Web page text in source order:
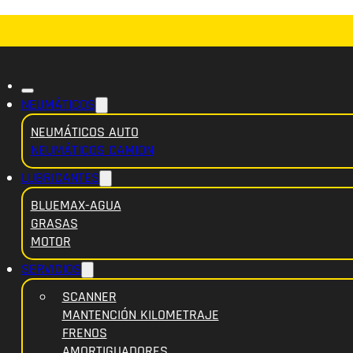
NEUMÁTICOS
NEUMÁTICOS AUTO
NEUMÁTICOS CAMION
LUBRICANTES
BLUEMAX-AGUA
GRASAS
MOTOR
SERVICIOS
SCANNER
MANTENCIÓN KILOMETRAJE
FRENOS